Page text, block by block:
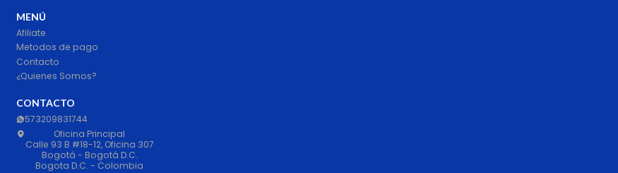
MENÚ
Afiliate
Metodos de pago
Contacto
¿Quienes Somos?
CONTACTO
573209831744
Oficina Principal
Calle 93 B #18-12, Oficina 307
Bogotá - Bogotá D.C.
Bogota D.C. - Colombia